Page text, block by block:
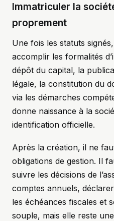
Immatriculer la
proprement
Une fois les statuts
accomplir les formalités
dépôt du capital, la
légale, la constitution du
via les démarches
donne naissance à la
identification officielle.
Après la création, il ne
obligations de gestion. Il
suivre les décisions de
comptes annuels,
les échéances fiscales et
souple, mais elle reste